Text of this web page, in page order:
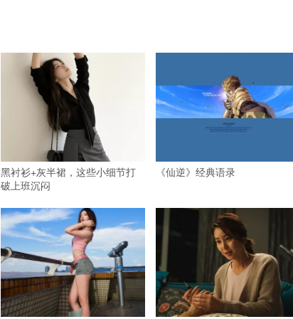
黑衬衫+灰半裙，这些小细节打
破上班沉闷
《仙逆》经典语录